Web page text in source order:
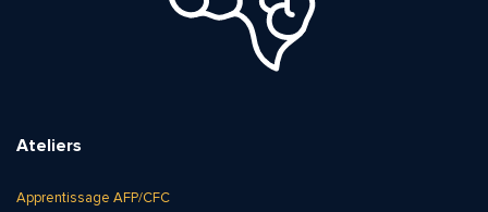
Ateliers
Apprentissage AFP/CFC